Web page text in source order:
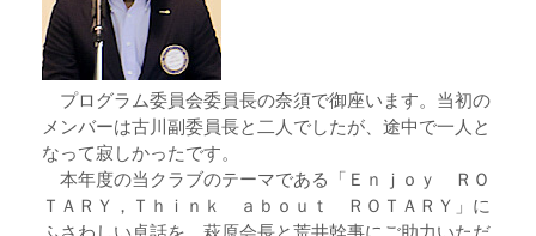
プログラム委員会委員長の奈須で御座います。当初の
メンバーは古川副委員長と二人でしたが、途中で一人と
なって寂しかったです。
本年度の当クラブのテーマである「Ｅｎｊｏｙ ＲＯ
ＴＡＲＹ，Ｔｈｉｎｋ ａｂｏｕｔ ＲＯＴＡＲＹ」に
ふさわしい卓話を、萩原会長と荒井幹事にご助力いただ